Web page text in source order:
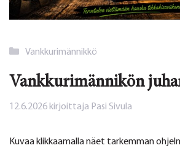
Kategoriat
Vankkurimännikkö
Vankkurimännikön
12.6.2026 kirjoittaja Pasi Sivula
Kuvaa klikkaamalla näet tarkemman